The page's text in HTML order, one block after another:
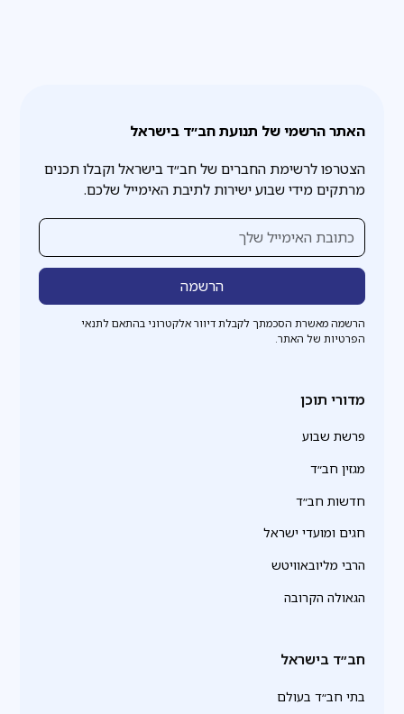
האתר הרשמי של תנועת חב״ד בישראל
הצטרפו לרשימת החברים של חב״ד בישראל וקבלו תכנים
מרתקים מידי שבוע ישירות לתיבת האימייל שלכם.
הרשמה מאשרת הסכמתך לקבלת דיוור אלקטרוני בהתאם לתנאי
הפרטיות של האתר.
מדורי תוכן
פרשת שבוע
מגזין חב״ד
חדשות חב״ד
חגים ומועדי ישראל
הרבי מליובאוויטש
הגאולה הקרובה
חב״ד בישראל
בתי חב״ד בעולם